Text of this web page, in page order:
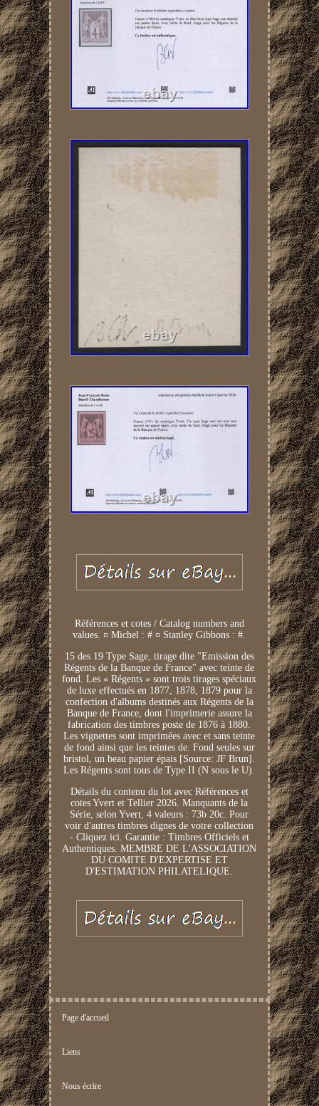
Références et cotes / Catalog numbers and
values. ¤ Michel : # ¤ Stanley Gibbons : #.
15 des 19 Type Sage, tirage dite "Emission des
Régents de la Banque de France" avec teinte de
fond. Les « Régents » sont trois tirages spéciaux
de luxe effectués en 1877, 1878, 1879 pour la
confection d'albums destinés aux Régents de la
Banque de France, dont l'imprimerie assure la
fabrication des timbres poste de 1876 à 1880.
Les vignettes sont imprimées avec et sans teinte
de fond ainsi que les teintes de. Fond seules sur
bristol, un beau papier épais [Source: JF Brun].
Les Régents sont tous de Type II (N sous le U).
Détails du contenu du lot avec Références et
cotes Yvert et Tellier 2026. Manquants de la
Série, selon Yvert, 4 valeurs : 73b 20c. Pour
voir d'autres timbres dignes de votre collection
- Cliquez ici. Garantie : Timbres Officiels et
Authentiques. MEMBRE DE L'ASSOCIATION
DU COMITE D'EXPERTISE ET
D'ESTIMATION PHILATELIQUE.
Page d'accueil
Liens
Nous écrire